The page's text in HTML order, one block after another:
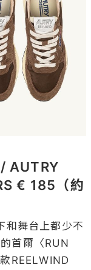
AUTRY
€ 185（約
和舞台上都少不
首爾〈RUN
REELWIND